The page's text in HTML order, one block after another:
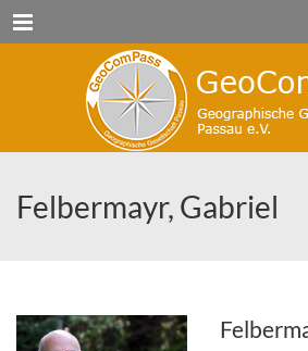
Menu
Felbermayr, Gabriel